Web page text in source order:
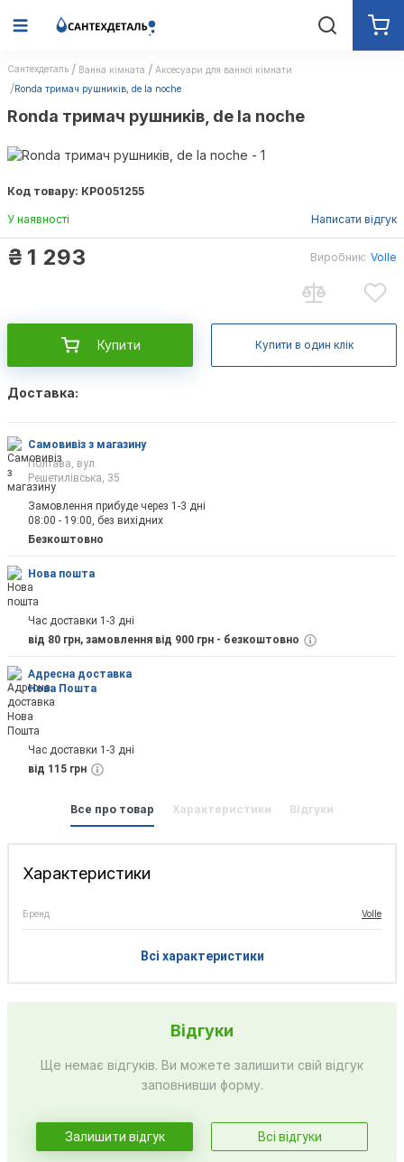
Сантехдеталь Ванна кімната
Аксесуари для ванної кімнати
Ronda тримач рушників, de la noche
Ronda тримач рушників, de la noche
Код товару: КР0051255
У наявності Написати відгук
₴ 1 293 Виробник: Volle
Купити Купити в один клік
Доставка:
Самовивіз з магазину
Полтава, вул.
Решетилівська, 35
Замовлення прибуде через 1-3 дні
08:00 - 19:00, без вихідних
Безкоштовно
Нова пошта
Час доставки 1-3 дні
від 80 грн, замовлення від 900 грн - безкоштовно
Адресна доставка
Нова Пошта
Час доставки 1-3 дні
від 115 грн
Все про товар Характеристики Відгуки
Характеристики
Бренд Volle
Всі характеристики
Відгуки
Ще немає відгуків. Ви можете залишити свій відгук
заповнивши форму.
Залишити відгук Всі відгуки